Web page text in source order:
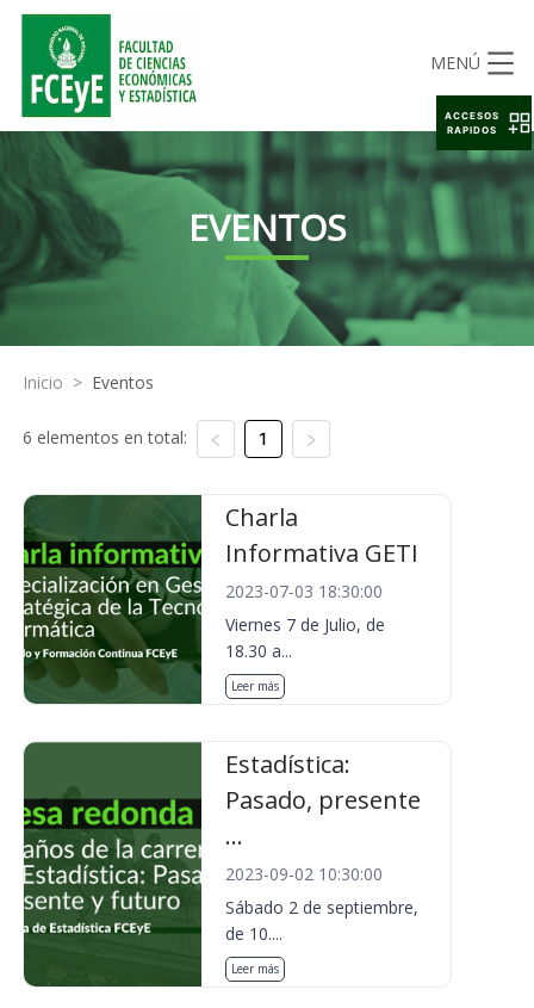
MENÚ
EVENTOS
Inicio > Eventos
6 elementos en total: 1
Charla
Informativa GETI
2023-07-03 18:30:00
Viernes 7 de Julio, de
18.30 a...
Leer más
Estadística:
Pasado, presente
...
2023-09-02 10:30:00
Sábado 2 de septiembre,
de 10....
Leer más
ACCESOS
RAPIDOS